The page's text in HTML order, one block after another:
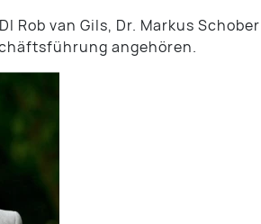
Rob van Gils, Dr. Markus
angehören.